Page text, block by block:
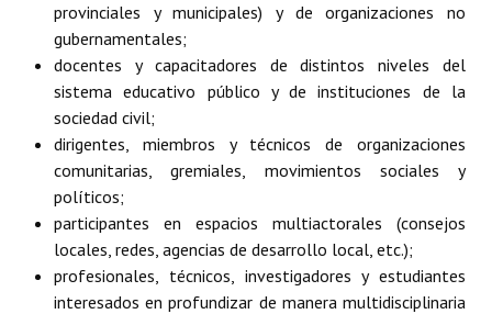
Ciudadano Ilustre - Registro
Banca del Vecino - Registro
Huéspedes de Honor - Registro
Antiguos Pobladores - Registro
Reconocimientos - Registro
Bariloche, Municipio intercultural
Entrega de distinciones
provinciales y municipales) y de organizaciones no
gubernamentales;
docentes y capacitadores de distintos niveles del
sistema educativo público y de instituciones de la
sociedad civil;
dirigentes, miembros y técnicos de organizaciones
comunitarias, gremiales, movimientos sociales y
políticos;
participantes en espacios multiactorales (consejos
locales, redes, agencias de desarrollo local, etc.);
profesionales, técnicos, investigadores y estudiantes
interesados en profundizar de manera multidisciplinaria